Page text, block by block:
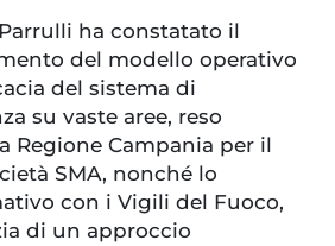
ha constatato il
del modello operativo
del sistema di
su vaste aree, reso
Regione Campania per il
SMA, nonché lo
con i Vigili del Fuoco,
di un approccio